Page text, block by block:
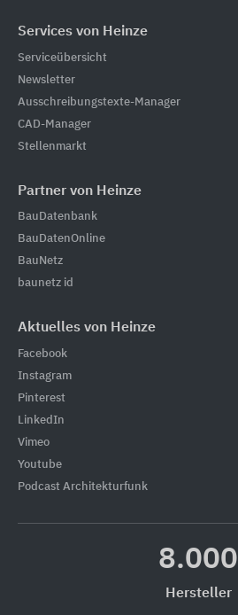
Services von Heinze
Serviceübersicht
Newsletter
Ausschreibungstexte-Manager
CAD-Manager
Stellenmarkt
Partner von Heinze
BauDatenbank
BauDatenOnline
BauNetz
baunetz id
Aktuelles von Heinze
Facebook
Instagram
Pinterest
LinkedIn
Vimeo
Youtube
Podcast Architekturfunk
8.000
Hersteller